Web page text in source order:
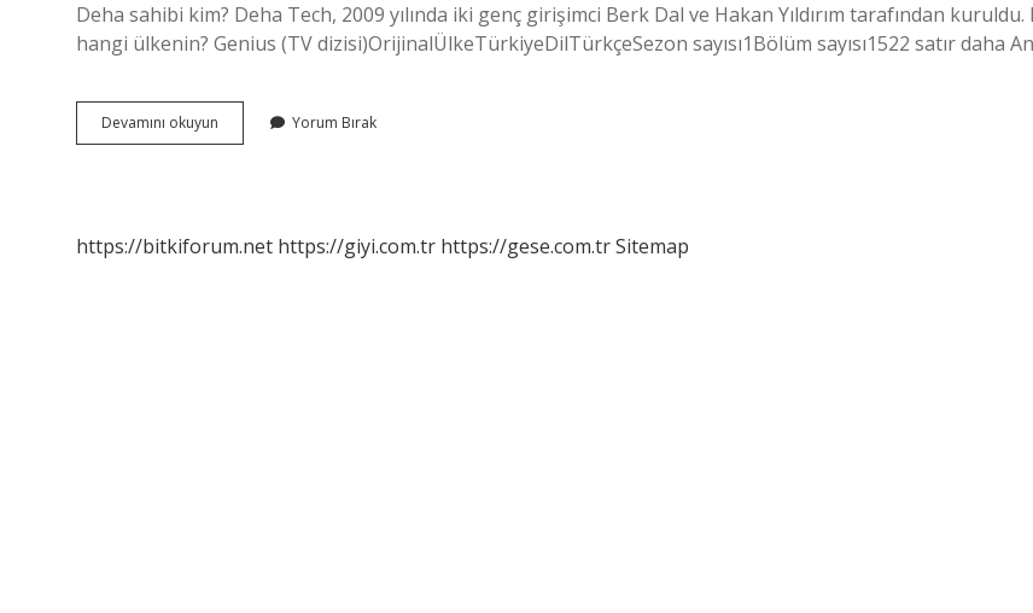
Deha sahibi kim? Deha Tech, 2009 yılında iki genç girişimci Berk Dal ve Hakan Yıldırım tarafından kuruldu.
hangi ülkenin? Genius (TV dizisi)OrijinalÜlkeTürkiyeDilTürkçeSezon sayısı1Bölüm sayısı1522 satır daha
Devamını okuyun
Haber
Yorum Bırak
https://bitkiforum.net https://giyi.com.tr https://gese.com.trSitemap